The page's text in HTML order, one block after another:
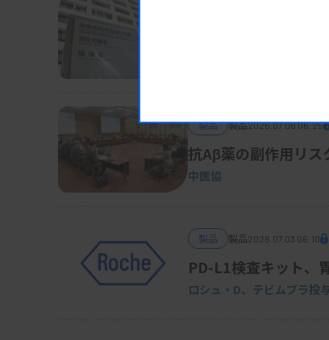
Aplio
製品 製品2026.07.06 06:25
抗Aβ薬の副作用リス
中医協
製品 製品2026.07.03 06:10
PD-L1検査キット、
ロシュ・D、テビムブラ投